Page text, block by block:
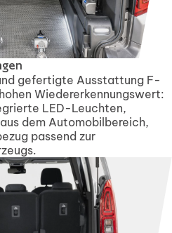
gefertigte Ausstattung F-
Wiedererkennungswert:
LED-Leuchten,
dem Automobilbereich,
passend zur